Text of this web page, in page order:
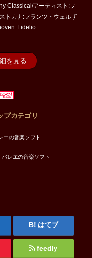
Classical/アーティスト:フ
トカナ:フランツ・ウェルザ
Fidelio
を見る
プカテゴリ
エの音楽ソフト
レエの音楽ソフト
はてブ
feedly